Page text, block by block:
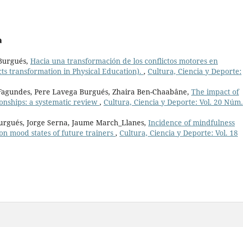
Hacia una transformación de los conflictos motores en
transformation in Physical Education). , Cultura, Ciencia y Deporte:
Pere Lavega Burgués, Zhaira Ben-Chaabâne, The impact of
a systematic review , Cultura, Ciencia y Deporte: Vol. 20 Núm.
Jorge Serna, Jaume March_Llanes, Incidence of mindfulness
mood states of future trainers , Cultura, Ciencia y Deporte: Vol. 18